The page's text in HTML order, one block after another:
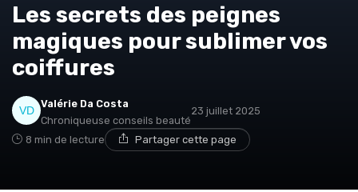
Les secrets des peignes
magiques pour sublimer vos
coiffures
Valérie Da Costa
Chroniqueuse conseils beauté
23 juillet 2025
8 min de lecture Partager cette page